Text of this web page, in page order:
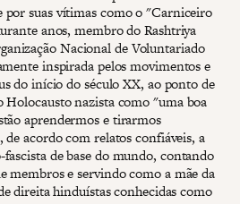
por suas vítimas como o "Carniceiro
anos, membro do Rashtriya
Nacional de Voluntariado
inspirada pelos movimentos e
do início do século XX, ao ponto de
Holocausto nazista como "uma boa
aprendermos e tirarmos
acordo com relatos confiáveis, a
de base do mundo, contando
membros e servindo como a mãe da
direita hinduístas conhecidas como